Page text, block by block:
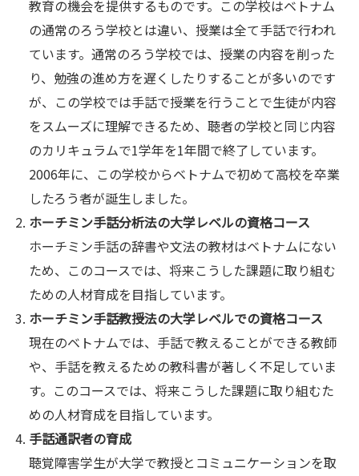
教育の機会を提供するものです。この学校はベトナム
の通常のろう学校とは違い、授業は全て手話で行われ
ています。通常のろう学校では、授業の内容を削った
り、勉強の進め方を遅くしたりすることが多いのです
が、この学校では手話で授業を行うことで生徒が内容
をスムーズに理解できるため、聴者の学校と同じ内容
のカリキュラムで1学年を1年間で終了しています。
2006年に、この学校からベトナムで初めて高校を卒業
したろう者が誕生しました。
ホーチミン手話分析法の大学レベルの資格コース
ホーチミン手話の辞書や文法の教材はベトナムにない
ため、このコースでは、将来こうした課題に取り組む
ための人材育成を目指しています。
ホーチミン手話教授法の大学レベルでの資格コース
現在のベトナムでは、手話で教えることができる教師
や、手話を教えるための教科書が著しく不足していま
す。このコースでは、将来こうした課題に取り組むた
めの人材育成を目指しています。
手話通訳者の育成
聴覚障害学生が大学で教授とコミュニケーションを取